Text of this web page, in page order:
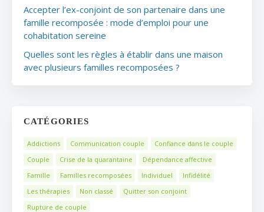
Accepter l’ex-conjoint de son partenaire dans une
famille recomposée : mode d’emploi pour une
cohabitation sereine
Quelles sont les règles à établir dans une maison
avec plusieurs familles recomposées ?
CATÉGORIES
Addictions Communication couple
Confiance dans le couple
Couple
Crise de la quarantaine
Dépendance affective
Famille
Familles recomposées Individuel
Infidélité
Les thérapies
Non classé
Quitter son conjoint
Rupture de couple